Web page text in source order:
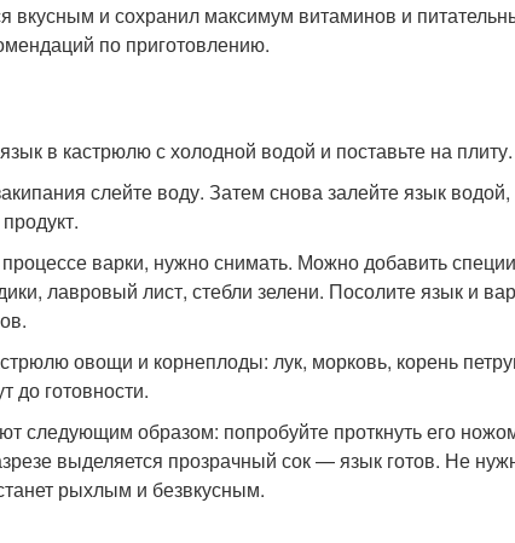
вкусным и сохранил максимум витаминов и
по приготовлению.
в кастрюлю с холодной водой и поставьте на плиту.
слейте воду. Затем снова залейте язык
варки, нужно снимать. Можно добавить
лавровый лист, стебли зелени. Посолите язык и
овощи и корнеплоды: лук, морковь, корень
до готовности.
следующим образом: попробуйте проткнуть его
выделяется прозрачный сок — язык готов. Не
рыхлым и безвкусным.